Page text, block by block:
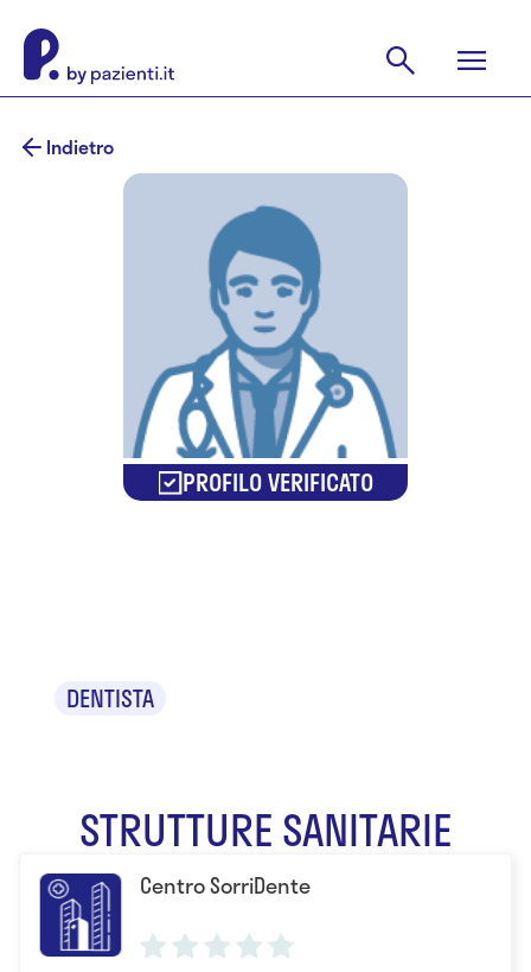
Indietro
PROFILO VERIFICATO
DENTISTA
STRUTTURE SANITARIE
Centro SorriDente